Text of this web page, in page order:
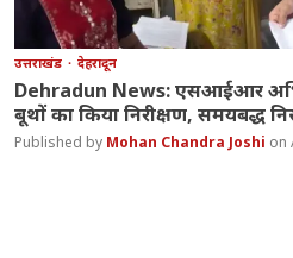
उत्तराखंड देहरादून
Dehradun News: एसआईआर
बूथों का किया निरीक्षण, समयबद्ध
Mohan Chandra Joshi